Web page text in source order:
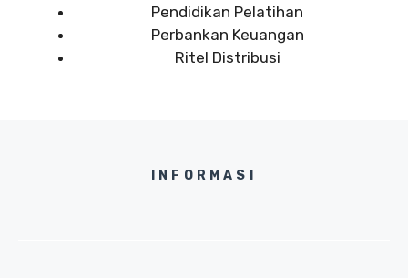
Pendidikan Pelatihan
Perbankan Keuangan
Ritel Distribusi
INFORMASI